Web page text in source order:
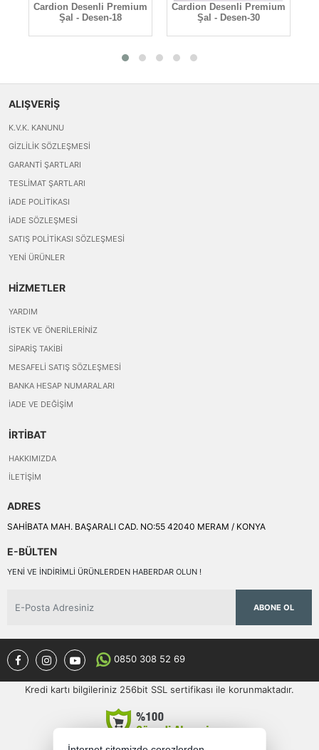
Cardion Desenli Premium
Şal - Desen-18
Cardion Desenli Premium
Şal - Desen-30
ALIŞVERİŞ
K.V.K. KANUNU
GIZLILIK SÖZLEŞMESI
GARANTI ŞARTLARI
TESLIMAT ŞARTLARI
İADE POLITIKASI
İADE SÖZLEŞMESI
SATIŞ POLITIKASI SÖZLEŞMESI
YENI ÜRÜNLER
HİZMETLER
YARDIM
İSTEK VE ÖNERILERINIZ
SIPARIŞ TAKIBI
MESAFELI SATIŞ SÖZLEŞMESI
BANKA HESAP NUMARALARI
İADE VE DEĞIŞIM
İRTİBAT
HAKKIMIZDA
İLETIŞIM
ADRES
SAHİBATA MAH. BAŞARALI CAD. NO:55 42040 MERAM / KONYA
E-BÜLTEN
YENI VE INDIRIMLI ÜRÜNLERDEN HABERDAR OLUN !
ABONE OL
0850 308 52 69
Kredi kartı bilgileriniz 256bit SSL sertifikası ile korunmaktadır.